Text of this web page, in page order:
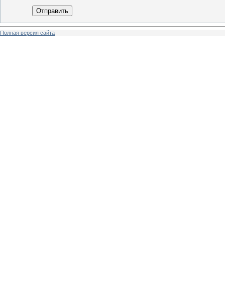
Отправить
Полная версия сайта